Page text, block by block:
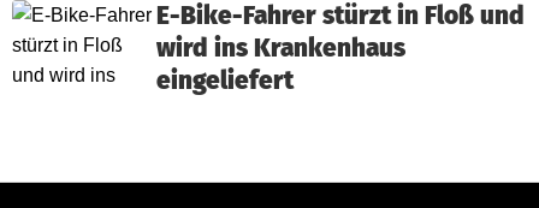
E-Bike-Fahrer stürzt in Floß und
wird ins Krankenhaus
eingeliefert